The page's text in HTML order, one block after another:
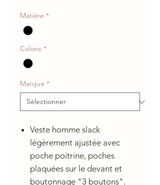
Matière *
Coloris *
Marque *
Veste homme slack
légèrement ajustée avec
poche poitrine, poches
plaquées sur le devant et
boutonnage "3 boutons".